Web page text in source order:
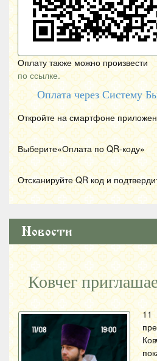
Оплату также можно произвести
по ссылке.
Оплата через Систему
Откройте на смартфоне
Выберите«Оплата по QR-коду»
Отсканируйте QR код и
Новости
Ковчег